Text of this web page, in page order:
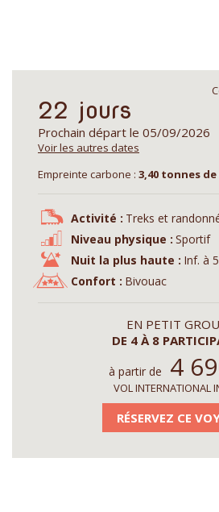
22 jours
Prochain départ le 05/09/2026
Voir les autres dates
Empreinte carbone : 3,40 tonnes de
Activité : Treks et
Niveau physique : Sportif
Nuit la plus haute : Inf. à
Confort : Bivouac
EN PETIT
DE 4 À 8
à partir de 4
VOL INTERNATIONAL
RÉSERVEZ CE